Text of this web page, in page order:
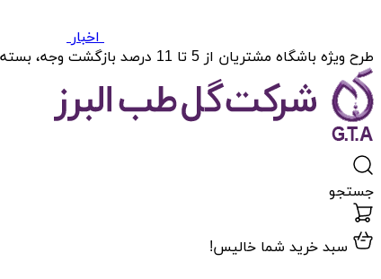
اخبار
طرح ویژه باشگاه مشتریان از 5 تا 11 درصد بازگشت وجه، بسته به میزان خریدتان.
جستجو
سبد خرید شما خالیس!